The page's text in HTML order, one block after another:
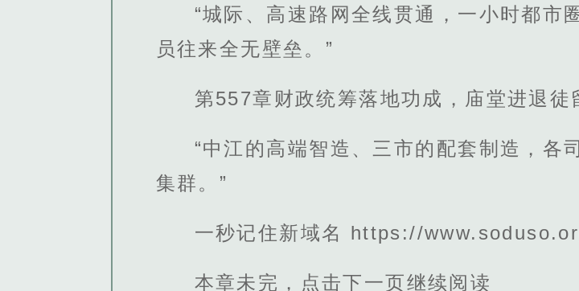
“城际、高速路网全线贯通，一小时都市
员往来全无壁垒。”
第557章财政统筹落地功成，庙堂进退徒
“中江的高端智造、三市的配套制造，各
集群。”
一秒记住新域名 https://
本章未完，点击下一页继续阅读